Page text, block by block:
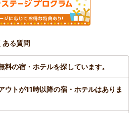
ある質問
料の宿・ホテルを探しています。
ウトが11時以降の宿・ホテルはありま